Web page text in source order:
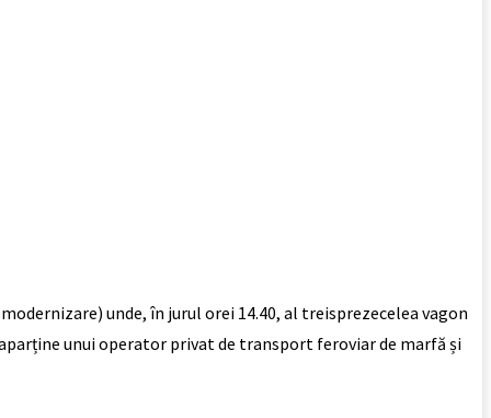
unde, în jurul orei 14.40, al treisprezecelea vagon
unui operator privat de transport feroviar de marfă și